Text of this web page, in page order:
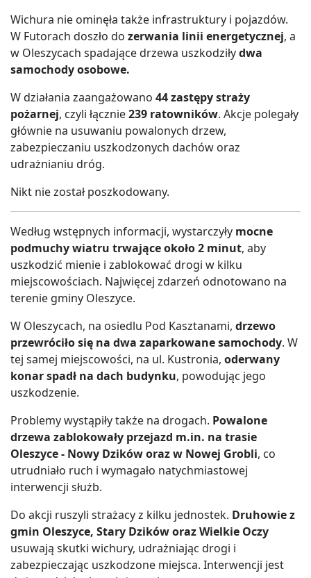
Wichura nie ominęła także infrastruktury i pojazdów.
W Futorach doszło do zerwania linii energetycznej, a
w Oleszycach spadające drzewa uszkodziłydwa
samochody osobowe.
W działania zaangażowano 44 zastępy straży
pożarnej, czyli łącznie239 ratowników. Akcje polegały
głównie na usuwaniu powalonych drzew,
zabezpieczaniu uszkodzonych dachów oraz
udrażnianiu dróg.
Nikt nie został poszkodowany.
Według wstępnych informacji, wystarczyły mocne
podmuchy wiatru trwające około 2 minut, aby
uszkodzić mienie i zablokować drogi w kilku
miejscowościach. Najwięcej zdarzeń odnotowano na
terenie gminy Oleszyce.
W Oleszycach, na osiedlu Pod Kasztanami, drzewo
przewróciło się na dwa zaparkowane samochody. W
tej samej miejscowości, na ul. Kustronia, oderwany
konar spadł na dach budynku, powodując jego
uszkodzenie.
Problemy wystąpiły także na drogach. Powalone
drzewa zablokowały przejazd m.in. na trasie
Oleszyce - Nowy Dzików oraz w Nowej Grobli, co
utrudniało ruch i wymagało natychmiastowej
interwencji służb.
Do akcji ruszyli strażacy z kilku jednostek. Druhowie z
gmin Oleszyce, Stary Dzików oraz Wielkie Oczy
usuwają skutki wichury, udrażniając drogi i
zabezpieczając uszkodzone miejsca. Interwencji jest